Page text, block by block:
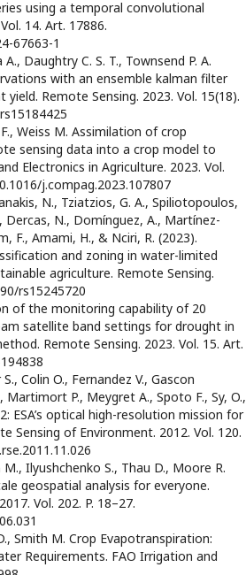
using a temporal convolutional
14. Art. 17886.
67663-1
Daughtry C. S. T., Townsend P. A.
with an ensemble kalman filter
Remote Sensing. 2023. Vol. 15(18).
Weiss M. Assimilation of crop
sensing data into a crop model to
Electronics in Agriculture. 2023. Vol.
j.compag.2023.107807
N., Tziatzios, G. A., Spiliotopoulos,
Dercas, N., Domínguez, A., Martínez-
F., Amami, H., & Nciri, R. (2023).
and zoning in water-limited
agriculture. Remote Sensing.
rs15245720
of the monitoring capability of 20
satellite band settings for drought in
Remote Sensing. 2023. Vol. 15. Art.
Colin O., Fernandez V., Gascon
Martimort P., Meygret A., Spoto F., Sy, O.,
ESA’s optical high-resolution mission for
Sensing of Environment. 2012. Vol. 120.
Ilyushchenko S., Thau D., Moore R.
geospatial analysis for everyone.
Vol. 202. P. 18–27.
Smith M. Crop Evapotranspiration:
Requirements. FAO Irrigation and